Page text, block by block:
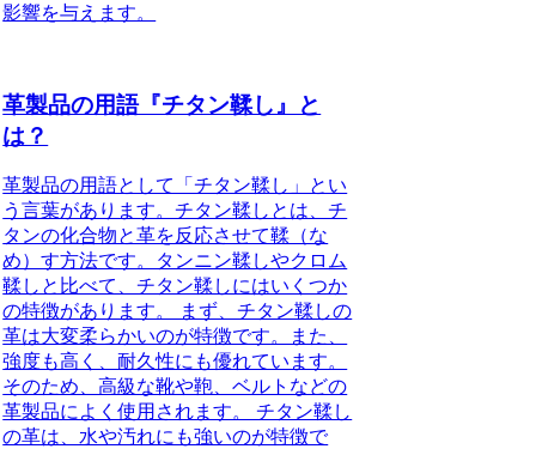
影響を与えます。
革製品の用語『チタン鞣し』と
は？
革製品の用語として「チタン鞣し」とい
う言葉があります。チタン鞣しとは、チ
タンの化合物と革を反応させて鞣（な
め）す方法です。タンニン鞣しやクロム
鞣しと比べて、チタン鞣しにはいくつか
の特徴があります。 まず、チタン鞣しの
革は大変柔らかいのが特徴です。また、
強度も高く、耐久性にも優れています。
そのため、高級な靴や鞄、ベルトなどの
革製品によく使用されます。 チタン鞣し
の革は、水や汚れにも強いのが特徴で